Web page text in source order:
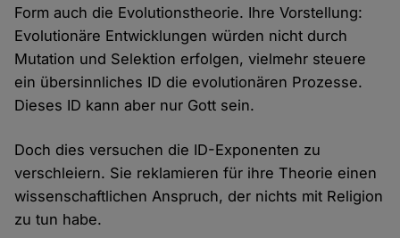
Form auch die Evolutionstheorie. Ihre Vorstellung:
Evolutionäre Entwicklungen würden nicht durch
Mutation und Selektion erfolgen, vielmehr steuere
ein übersinnliches ID die evolutionären Prozesse.
Dieses ID kann aber nur Gott sein.
Doch dies versuchen die ID-Exponenten zu
verschleiern. Sie reklamieren für ihre Theorie einen
wissenschaftlichen Anspruch, der nichts mit Religion
zu tun habe.